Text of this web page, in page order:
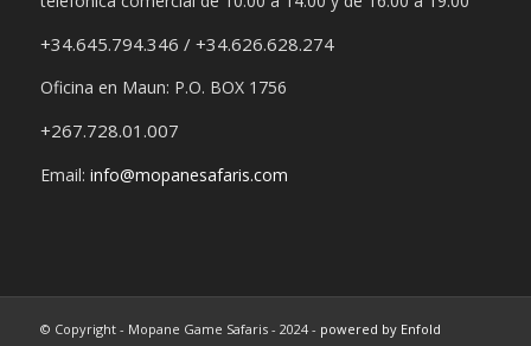
+34.645.794.346 / +34.626.628.274
Oficina en Maun: P.O. BOX 1756
+267.728.01.007
Email: info@mopanesafaris.com
© Copyright - Mopane Game Safaris - 2024 - powered by Enfold